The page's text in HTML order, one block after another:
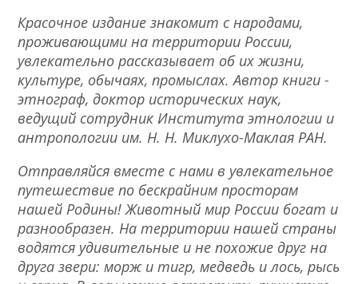
Красочное издание знакомит с народами,
проживающими на территории России,
увлекательно рассказывает об их жизни,
культуре, обычаях, промыслах. Автор книги -
этнограф, доктор исторических наук,
ведущий сотрудник Института этнологии и
антропологии им. Н. Н. Миклухо-Маклая РАН.
Отправляйся вместе с нами в увлекательное
путешествие по бескрайним просторам
нашей Родины! Животный мир России богат и
разнообразен. На территории нашей страны
водятся удивительные и не похожие друг на
друга звери: морж и тигр, медведь и лось, рысь